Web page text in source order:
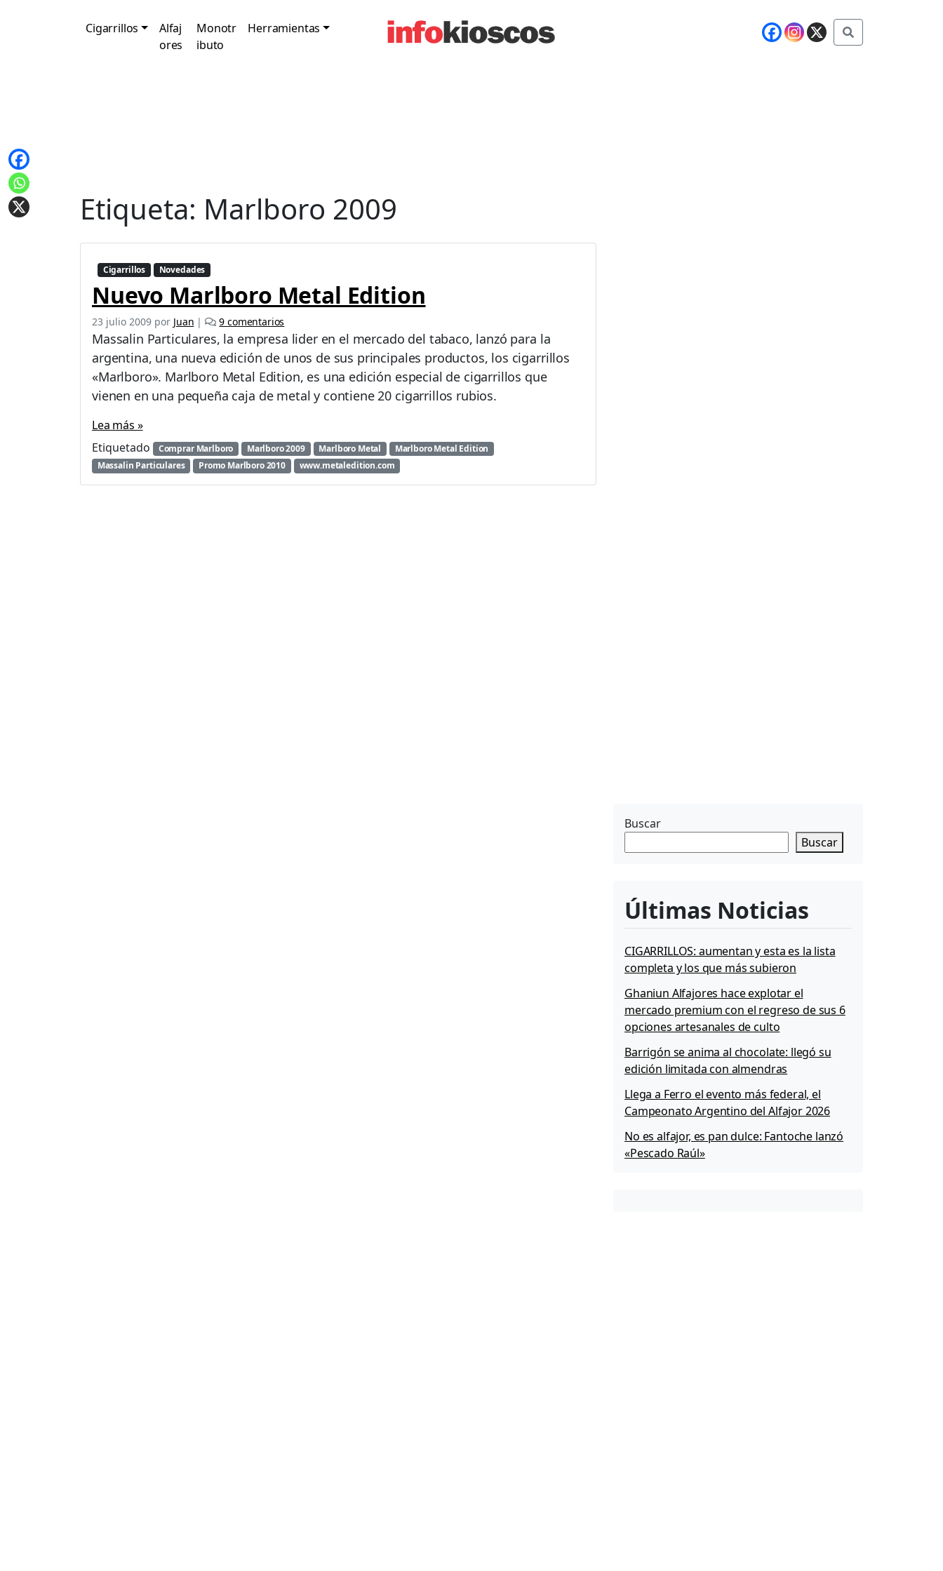
Cigarrillos
Alfaj
ores
Monotr
ibuto
Herramientas
Etiqueta: Marlboro 2009
Cigarrillos Novedades
Nuevo Marlboro Metal Edition
23 julio 2009 por Juan | 9 comentarios
n
u
e
v
r
l
b
Massalin Particulares, la empresa lider en el mercado del tabaco, lanzó para la
argentina, una nueva edición de unos de sus principales productos, los cigarrillos
«Marlboro». Marlboro Metal Edition, es una edición especial de cigarrillos que
vienen en una pequeña caja de metal y contiene 20 cigarrillos rubios.
Lea más »
Etiquetado
Comprar Marlboro Marlboro 2009 Marlboro Metal
Marlboro Metal Edition
Massalin Particulares
Promo Marlboro 2010 www.metaledition.com
Buscar
Buscar
Últimas Noticias
CIGARRILLOS: aumentan y esta es la lista
completa y los que más subieron
Ghaniun Alfajores hace explotar el
mercado premium con el regreso de sus 6
opciones artesanales de culto
Barrigón se anima al chocolate: llegó su
edición limitada con almendras
Llega a Ferro el evento más federal, el
Campeonato Argentino del Alfajor 2026
No es alfajor, es pan dulce: Fantoche lanzó
«Pescado Raúl»